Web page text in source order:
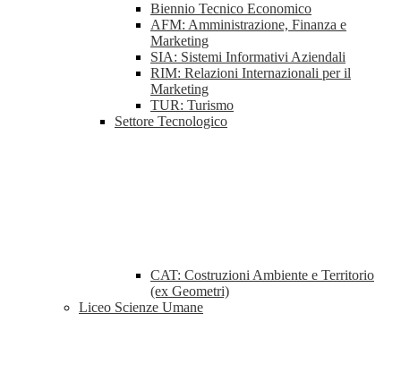
Biennio Tecnico Economico
AFM: Amministrazione, Finanza e
Marketing
SIA: Sistemi Informativi Aziendali
RIM: Relazioni Internazionali per il
Marketing
TUR: Turismo
Settore Tecnologico
CAT: Costruzioni Ambiente e Territorio
(ex Geometri)
Liceo Scienze Umane